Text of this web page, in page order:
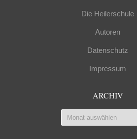
Die Heilerschule
Autoren
Datenschutz
Impressum
ARCHIV